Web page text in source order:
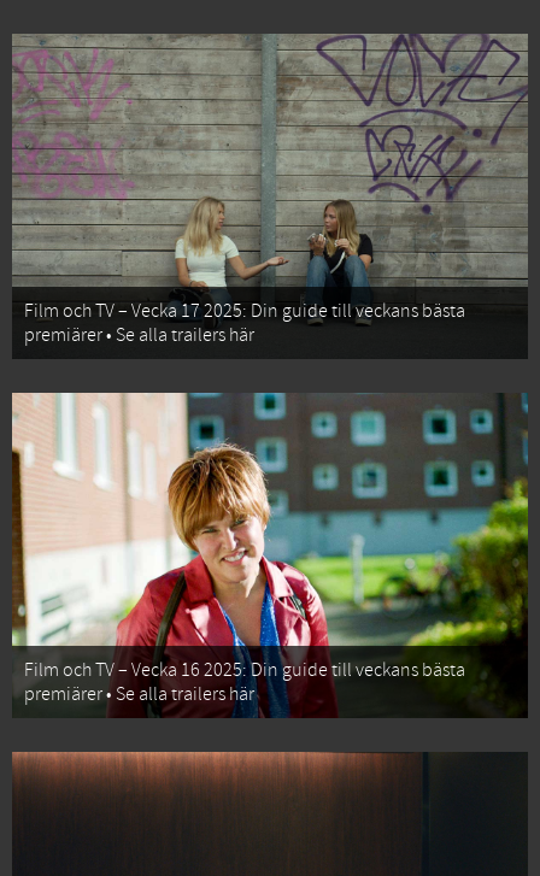
Film och TV – Vecka 17 2025: Din guide till veckans bästa
premiärer • Se alla trailers här
Film och TV – Vecka 16 2025: Din guide till veckans bästa
premiärer • Se alla trailers här